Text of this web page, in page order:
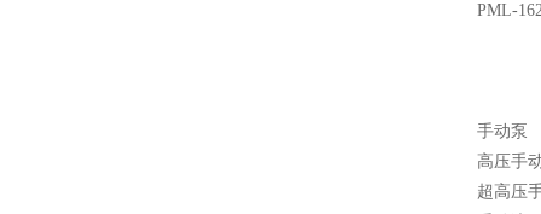
PML-
手动泵
高压手
超高压